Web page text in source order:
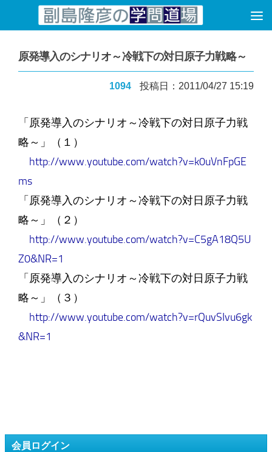
コンテンツへスキップ
原発導入のシナリオ～冷戦下の対日原子力戦略～
1094 投稿日：2011/04/27 15:19
「原発導入のシナリオ～冷戦下の対日原子力戦
略～」（１）
http://www.youtube.com/watch?v=k0uVnFpGE
ms
「原発導入のシナリオ～冷戦下の対日原子力戦
略～」（２）
http://www.youtube.com/watch?v=C5gA18Q5U
Z0&NR=1
「原発導入のシナリオ～冷戦下の対日原子力戦
略～」（３）
http://www.youtube.com/watch?v=rQuvSIvu6gk
&NR=1
会員ログイン